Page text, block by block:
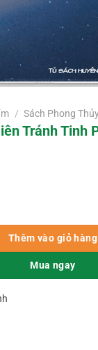
/ Sách Phong
Tránh Tinh
Thêm vào giỏ hàng
Mua ngay